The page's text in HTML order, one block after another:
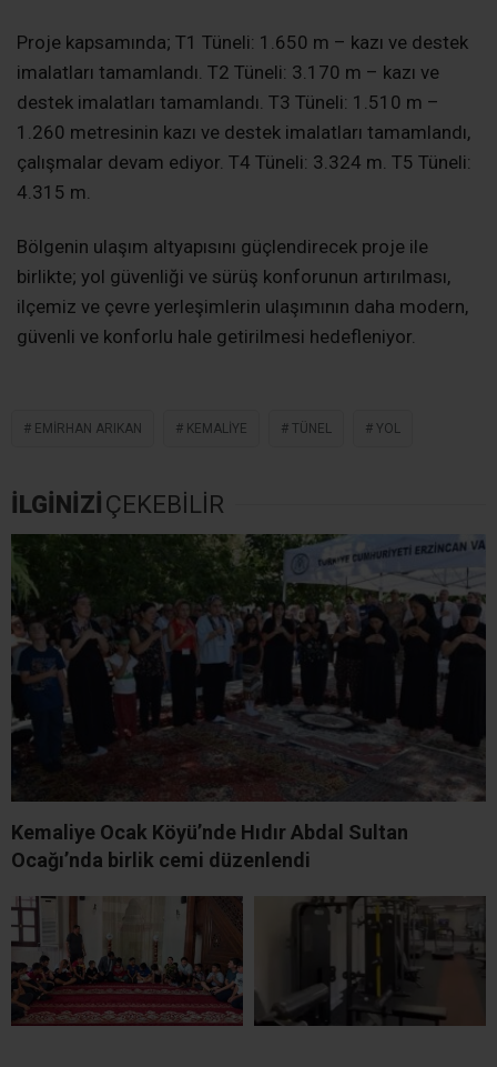
Proje kapsamında; T1 Tüneli: 1.650 m – kazı ve destek
imalatları tamamlandı. T2 Tüneli: 3.170 m – kazı ve
destek imalatları tamamlandı. T3 Tüneli: 1.510 m –
1.260 metresinin kazı ve destek imalatları tamamlandı,
çalışmalar devam ediyor. T4 Tüneli: 3.324 m. T5 Tüneli:
4.315 m.
Bölgenin ulaşım altyapısını güçlendirecek proje ile
birlikte; yol güvenliği ve sürüş konforunun artırılması,
ilçemiz ve çevre yerleşimlerin ulaşımının daha modern,
güvenli ve konforlu hale getirilmesi hedefleniyor.
EMIRHAN ARIKAN KEMALIYE TÜNEL YOL
İLGİNİZİ ÇEKEBİLİR
Kemaliye Ocak Köyü’nde Hıdır Abdal Sultan
Ocağı’nda birlik cemi düzenlendi